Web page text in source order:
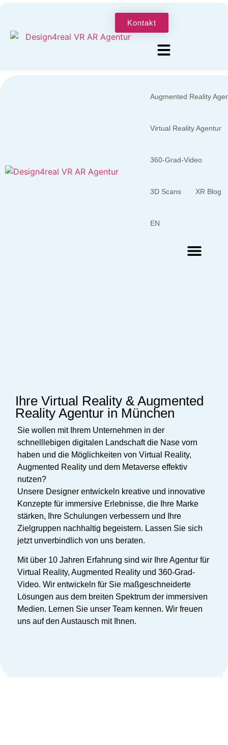
Kontakt
Augmented Reality
Virtual Reality Agentur
360-Grad-Video
3D Scans XR Blog
EN
Ihre Virtual Reality & Augmented
Reality Agentur in München
Sie wollen mit Ihrem Unternehmen in der
schnelllebigen digitalen Landschaft die Nase vorn
haben und die Möglichkeiten von Virtual Reality,
Augmented Reality und dem Metaverse effektiv
nutzen?
Unsere Designer entwickeln kreative und innovative
Konzepte für immersive Erlebnisse, die Ihre Marke
stärken, Ihre Schulungen verbessern und Ihre
Zielgruppen nachhaltig begeistern. Lassen Sie sich
jetzt unverbindlich von uns beraten.
Mit über 10 Jahren Erfahrung sind wir Ihre Agentur für
Virtual Reality, Augmented Reality und 360-Grad-
Video. Wir entwickeln für Sie maßgeschneiderte
Lösungen aus dem breiten Spektrum der immersiven
Medien. Lernen Sie unser Team kennen. Wir freuen
uns auf den Austausch mit Ihnen.